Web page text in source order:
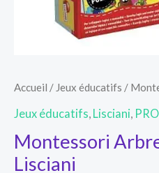
Accueil / Jeux éducatifs /
Jeux éducatifs Lisciani
Montessori
Lisciani